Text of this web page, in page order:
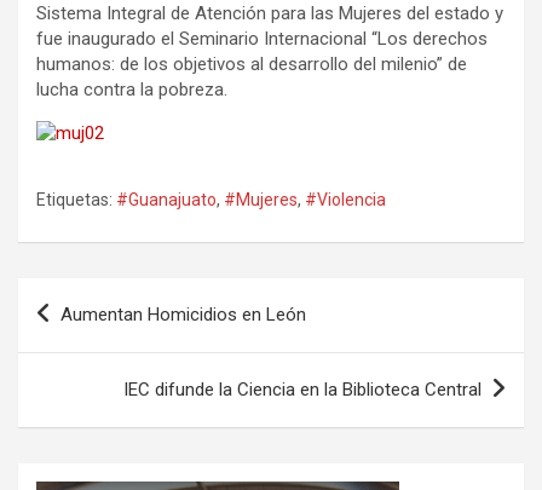
Sistema Integral de Atención para las Mujeres del estado y
fue inaugurado el Seminario Internacional “Los derechos
humanos: de los objetivos al desarrollo del milenio” de
lucha contra la pobreza.
Etiquetas: #Guanajuato, #Mujeres, #Violencia
Navegación
Aumentan Homicidios en León
IEC difunde la Ciencia en la Biblioteca Central